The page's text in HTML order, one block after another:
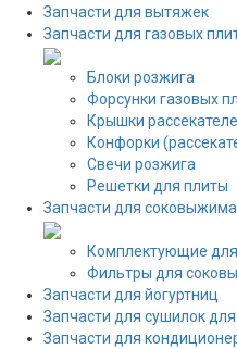
Запчасти для вытяжек
Запчасти для газовых
Блоки розжига
Форсунки газовых
Крышки
Конфорки
Свечи розжига
Решетки для плиты
Запчасти для
Комплектующие
Фильтры для
Запчасти для йогуртниц
Запчасти для сушилок для
Запчасти для